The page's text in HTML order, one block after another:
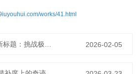
works/41.html
2026-02-05